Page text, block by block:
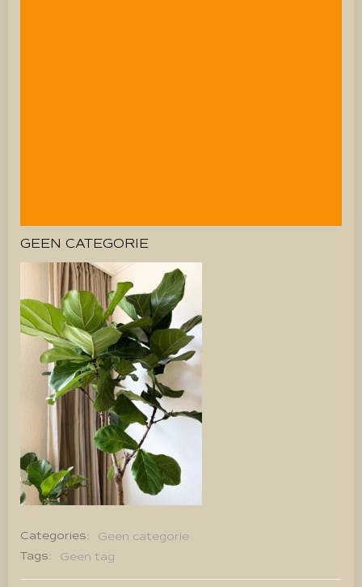
GEEN CATEGORIE
Categories:
Geen categorie
Tags:
Geen tag